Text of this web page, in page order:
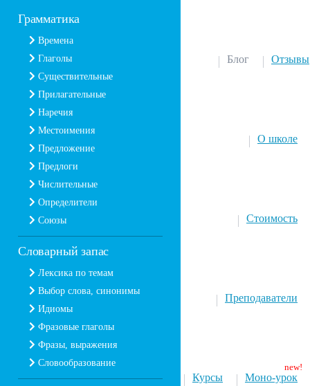
Грамматика
Времена
Глаголы
Существительные
Прилагательные
Наречия
Местоимения
Предложение
Предлоги
Числительные
Определители
Союзы
Словарный запас
Лексика по темам
Выбор слова, синонимы
Идиомы
Фразовые глаголы
Фразы, выражения
Словообразование
Отзывы
Блог
О школе
Стоимость
Преподаватели
Моно-урок
Курсы